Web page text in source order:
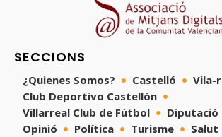
SECCIONS
¿Quienes Somos? Castelló
Vila-
Club Deportivo Castellón
Villarreal Club de Fútbol
Diputació
Opinió
Política Turisme Salut